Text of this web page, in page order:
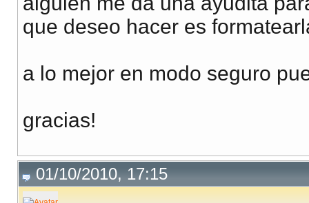
que deseo hacer es
a lo mejor en modo seguro
gracias!
01/10/2010, 17:15